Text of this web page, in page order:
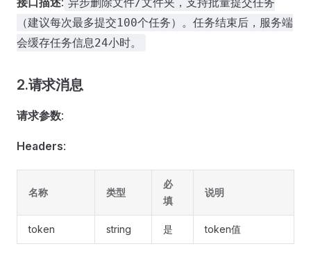
（建议每次最多提交100个任务）。任务结束后，服务端
会缓存任务信息24小时。
2.请求消息
请求参数:
Headers:
名称 类型
必
填
说明
token string 是 token值